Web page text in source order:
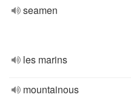
seamen
les marins
mountainous